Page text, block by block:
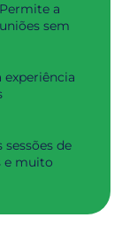
Permite a
sem
experiência
sessões de
e muito